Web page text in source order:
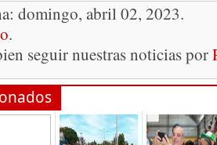
domingo, abril 02, 2023.
.
seguir nuestras noticias por